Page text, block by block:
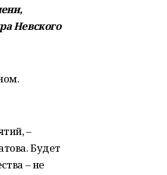
Невского
–
Будет
– не